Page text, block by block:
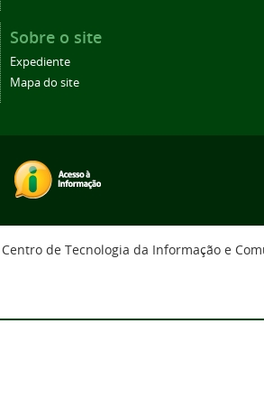
Sobre o site
Expediente
Mapa do site
Centro de Tecnologia da Informação e